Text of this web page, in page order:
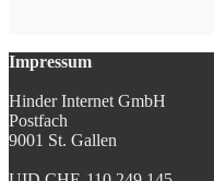
Impressum
Hinder Internet GmbH
Postfach
9001 St. Gallen